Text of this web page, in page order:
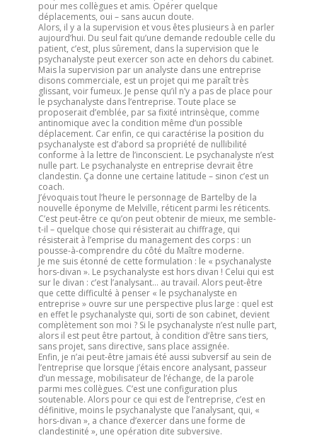
pour mes collègues et amis. Opérer quelque
déplacements, oui – sans aucun doute.
Alors, il y a la supervision et vous êtes plusieurs à en parler
aujourd’hui. Du seul fait qu’une demande redouble celle du
patient, c’est, plus sûrement, dans la supervision que le
psychanalyste peut exercer son acte en dehors du cabinet.
Mais la supervision par un analyste dans une entreprise
disons commerciale, est un projet qui me paraît très
glissant, voir fumeux. Je pense qu’il n’y a pas de place pour
le psychanalyste dans l’entreprise. Toute place se
proposerait d’emblée, par sa fixité intrinsèque, comme
antinomique avec la condition même d’un possible
déplacement. Car enfin, ce qui caractérise la position du
psychanalyste est d’abord sa propriété de nullibilité
conforme à la lettre de l’inconscient. Le psychanalyste n’est
nulle part. Le psychanalyste en entreprise devrait être
clandestin. Ça donne une certaine latitude – sinon c’est un
coach.
J’évoquais tout l’heure le personnage de Bartelby de la
nouvelle éponyme de Melville, réticent parmi les réticents.
C’est peut-être ce qu’on peut obtenir de mieux, me semble-
t-il – quelque chose qui résisterait au chiffrage, qui
résisterait à l’emprise du management des corps : un
pousse-à-comprendre du côté du Maître moderne.
Je me suis étonné de cette formulation : le « psychanalyste
hors-divan ». Le psychanalyste est hors divan ! Celui qui est
sur le divan : c’est l’analysant… au travail. Alors peut-être
que cette difficulté à penser « le psychanalyste en
entreprise » ouvre sur une perspective plus large : quel est
en effet le psychanalyste qui, sorti de son cabinet, devient
complètement son moi ? Si le psychanalyste n’est nulle part,
alors il est peut être partout, à condition d’être sans tiers,
sans projet, sans directive, sans place assignée.
Enfin, je n’ai peut-être jamais été aussi subversif au sein de
l’entreprise que lorsque j’étais encore analysant, passeur
d’un message, mobilisateur de l’échange, de la parole
parmi mes collègues. C’est une configuration plus
soutenable. Alors pour ce qui est de l’entreprise, c’est en
définitive, moins le psychanalyste que l’analysant, qui, «
hors-divan », a chance d’exercer dans une forme de
clandestinité », une opération dite subversive.